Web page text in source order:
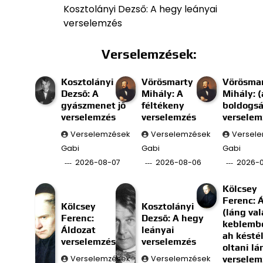
Kosztolányi Dezső: A hegy leányai
verselemzés
Verselemzések:
Kosztolányi
Dezső: A
gyászmenet jő
verselemzés
Verselemzések
Gabi
2026-08-07
Vörösmarty
Mihály: A
féltékeny
verselemzés
Verselemzések
Gabi
2026-08-06
Mihály:
Gabi
2026-
Kölcsey
Ferenc:
Áldozat
verselemzés
Verselemzések
Kosztolányi
Dezső: A hegy
leányai
verselemzés
Verselemzések
Kölcsey
Ferenc:
(láng
ah késtél
oltani